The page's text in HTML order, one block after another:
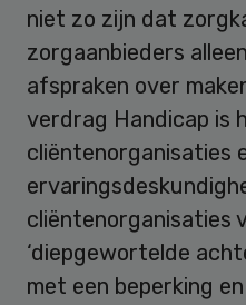
niet zo zijn dat
zorgaanbieders
afspraken over
verdrag Handicap is
cliëntenorganisaties
cliëntenorganisaties
‘diepgewortelde
met een beperking